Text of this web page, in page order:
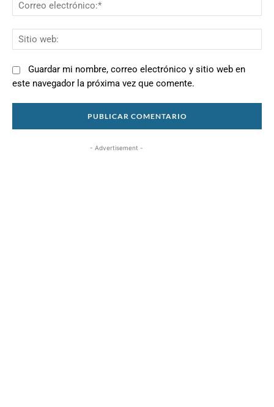
Guardar mi nombre, correo electrónico y sitio web en
este navegador la próxima vez que comente.
- Advertisement -